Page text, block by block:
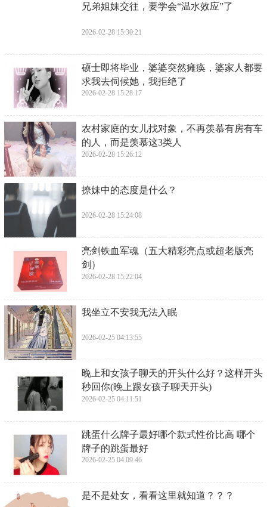
​兄弟姐妹交往，要学会“温水效应”了
2026-02-28 15:30:21
​硕士即将毕业，婆婆突然瘫痪，婆家人都要
求我去伺候她，我拒绝了
2026-02-28 15:28:17
​农村家庭的女儿找对象，不再羡慕有房有车
的人，而是羡慕这3类人
2026-02-28 15:26:12
​撩妹中的态度是什么？
2026-02-28 15:24:08
​亮剑铁血军魂（五大精彩亮点或超老版亮
剑）
2026-02-28 15:22:04
​我坐立不安我无法入眠
2026-02-25 04:13:55
​晚上和女孩子聊天的开头什么好？这样开头
秒回你(晚上跟女孩子聊天开头)
2026-02-25 04:11:51
​跳蛋什么牌子最好哪个款式性价比高 哪个
牌子的跳蛋最好
2026-02-25 04:09:46
​是不是处女，看看这里就知道？？？